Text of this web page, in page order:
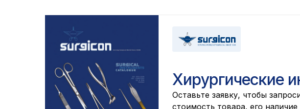
Хирургические
Оставьте заявку, чтобы
cтоимость товара, его